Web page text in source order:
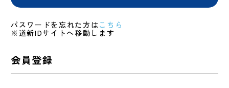
パスワードを忘れた方はこちら
※道新IDサイトへ移動します
会員登録